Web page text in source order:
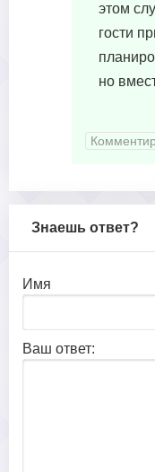
этом
гости
но
Знаешь ответ?
Имя
Ваш ответ: